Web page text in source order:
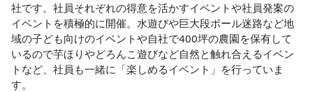
社です。社員それぞれの得意を活かすイベントや社員発案の
イベントを積極的に開催。水遊びや巨大段ボール迷路など地
域の子ども向けのイベントや自社で400坪の農園を保有して
いるので芋ほりやどろんこ遊びなど自然と触れ合えるイベン
トなど、社員も一緒に「楽しめるイベント」を行っていま
す。